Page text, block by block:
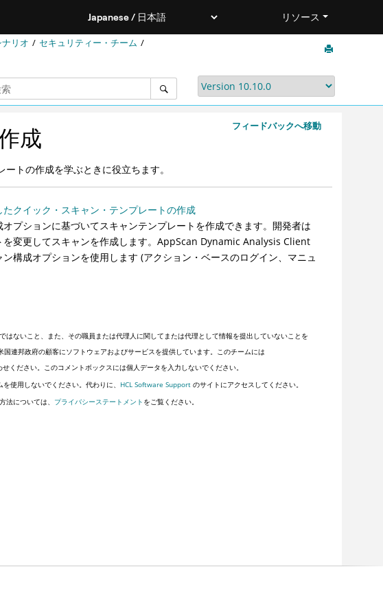
リソース
リオ
セキュリティー・チーム
フィードバックへ移動
成
トの作成を学ぶときに役立ちます。
クイック・スキャン・テンプレートの作成
プションに基づいてスキャンテンプレートを作成できます。開発者は
変更してスキャンを作成します。AppScan Dynamic Analysis Client
構成オプションを使用します (アクション・ベースのログイン、マニュ
ないこと、また、その職員または代理人に関してまたは代理として情報を提出していないことを
連邦政府の顧客にソフトウェアおよびサービスを提供しています。このチームには
ください。このコメントボックスには個人データを入力しないでください。
使用しないでください。代わりに、 HCL Software Support のサイトにアクセスしてください。
法については、 プライバシーステートメント をご覧ください。